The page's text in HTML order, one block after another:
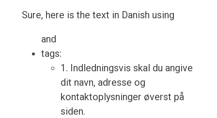
Sure, here is the text in Danish using
and
tags:
1. Indledningsvis skal du angive
dit navn, adresse og
kontaktoplysninger øverst på
siden.